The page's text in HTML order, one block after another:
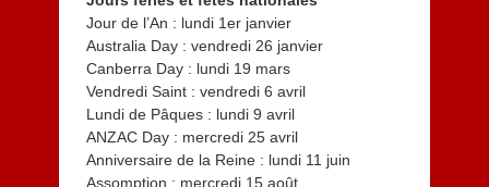
Jour de l’An : lundi 1er janvier
Australia Day : vendredi 26 janvier
Canberra Day : lundi 19 mars
Vendredi Saint : vendredi 6 avril
Lundi de Pâques : lundi 9 avril
ANZAC Day : mercredi 25 avril
Anniversaire de la Reine : lundi 11 juin
Assomption : mercredi 15 août